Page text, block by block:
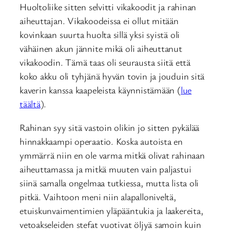
Huoltoliike sitten selvitti vikakoodit ja rahinan
aiheuttajan. Vikakoodeissa ei ollut mitään
kovinkaan suurta huolta sillä yksi syistä oli
vähäinen akun jännite mikä oli aiheuttanut
vikakoodin. Tämä taas oli seurausta siitä että
koko akku oli tyhjänä hyvän tovin ja jouduin sitä
kaverin kanssa kaapeleista käynnistämään (lue
täältä).
Rahinan syy sitä vastoin olikin jo sitten pykälää
hinnakkaampi operaatio. Koska autoista en
ymmärrä niin en ole varma mitkä olivat rahinaan
aiheuttamassa ja mitkä muuten vain paljastui
siinä samalla ongelmaa tutkiessa, mutta lista oli
pitkä. Vaihtoon meni niin alapalloniveltä,
etuiskunvaimentimien yläpääntukia ja laakereita,
vetoakseleiden stefat vuotivat öljyä samoin kuin